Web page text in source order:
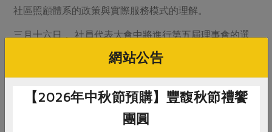
社區照顧體系的政策與實際服務模式的理解。
三月十六日， 社員代表大會中將進行第五屆理事會的選
舉及今年度監事會改選，三年計畫將交付新任理事與社代
們共同推動執行，並鼓勵社員參與地區營運。在共同購買
多樣努力，也將以行動拓展對能源自給及社區照顧體系參
與的決心，朝向建構社區照顧互助網、綠色能源的生活安
網站公告
【2026年中秋節預購】豐馥秋節禮饗
團圓